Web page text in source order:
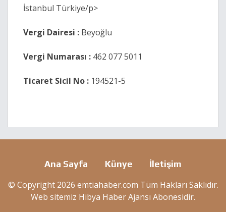
İstanbul Türkiye/p>
Vergi Dairesi : Beyoğlu
Vergi Numarası : 462 077 5011
Ticaret Sicil No : 194521-5
Ana Sayfa Künye İletişim
© Copyright 2026 emtiahaber.com Tüm Hakları Saklıdır.
Web sitemiz Hibya Haber Ajansı Abonesidir.